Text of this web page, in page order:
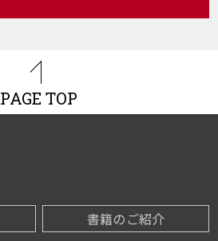
PAGE TOP
書籍のご紹介